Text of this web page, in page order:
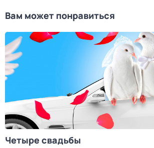
Вам может понравиться
Четыре свадьбы